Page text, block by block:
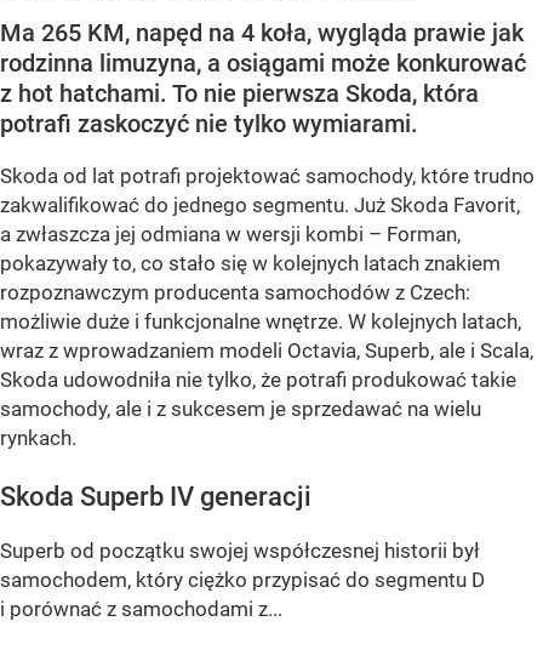
Ma 265 KM, napęd na 4 koła, wygląda prawie jak
rodzinna limuzyna, a osiągami może konkurować
z hot hatchami. To nie pierwsza Skoda, która
potrafi zaskoczyć nie tylko wymiarami.
Skoda od lat potrafi projektować samochody, które trudno
zakwalifikować do jednego segmentu. Już Skoda Favorit,
a zwłaszcza jej odmiana w wersji kombi – Forman,
pokazywały to, co stało się w kolejnych latach znakiem
rozpoznawczym producenta samochodów z Czech:
możliwie duże i funkcjonalne wnętrze. W kolejnych latach,
wraz z wprowadzaniem modeli Octavia, Superb, ale i Scala,
Skoda udowodniła nie tylko, że potrafi produkować takie
samochody, ale i z sukcesem je sprzedawać na wielu
rynkach.
Skoda Superb IV generacji
Superb od początku swojej współczesnej historii był
samochodem, który ciężko przypisać do segmentu D
i porównać z samochodami z...